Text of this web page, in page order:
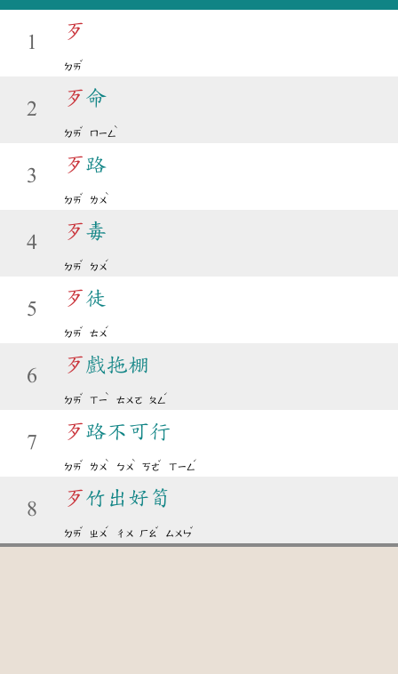
1
歹
ㄉㄞ
ˇ
2
歹命
ㄉㄞ
ˇ
ㄇㄧㄥ
ˋ
3
歹路
ㄉㄞ
ˇ
ㄌㄨ
ˋ
4
歹毒
ㄉㄞ
ˇ
ㄉㄨ
ˊ
5
歹徒
ㄉㄞ
ˇ
ㄊㄨ
ˊ
6
歹 戲拖棚
ㄉㄞ
ˇ
ㄒㄧ
ˋ
ㄊㄨㄛ ㄆㄥ
ˊ
7
歹路不可行
ㄉㄞ
ˇ
ㄌㄨ
ˋ
ㄅㄨ
ˋ
ㄎㄜ
ˇ
ㄒㄧㄥ
ˊ
8
歹竹出好筍
ㄉㄞ
ˇ
ㄓㄨ
ˊ
ㄔㄨ ㄏㄠ
ˇ
ㄙㄨㄣ
ˇ